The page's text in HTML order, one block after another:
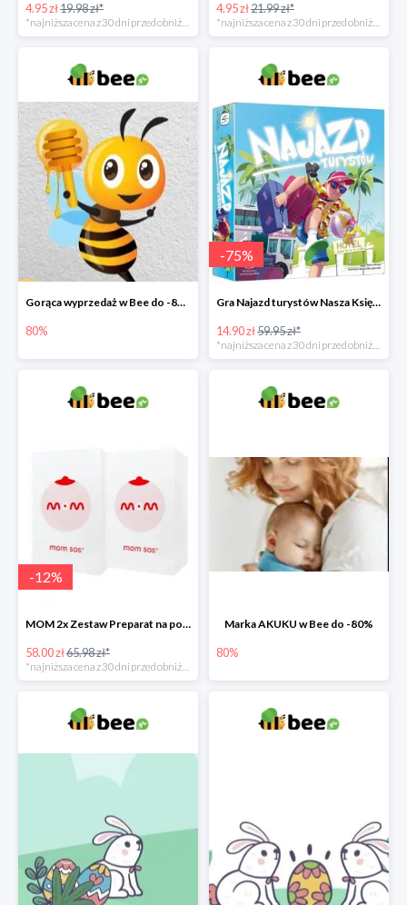
4.95 zł19.98 zł*
*najniższa cena z 30 dni przed obniżką
4.95 zł21.99 zł*
*najniższa cena z 30 dni przed obniżką
Gorąca wyprzedaż w Bee do -80%
80%
-75%
Gra Najazd turystów Nasza Księgarnia -75%
14.90 zł59.95 zł*
-12%
MOM 2x Zestaw Preparat na poprawę laktacji na mleku słodowym -12%
58.00 zł65.98 zł*
*najniższa cena z 30 dni przed obniżką
Marka AKUKU w Bee do -80%
80%